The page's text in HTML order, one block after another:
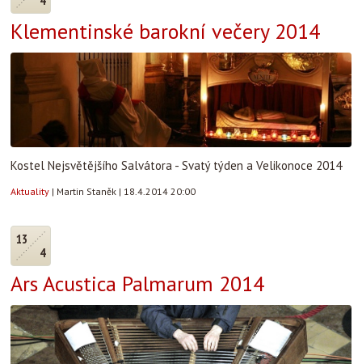
Klementinské barokní večery 2014
Kostel Nejsvětějšího Salvátora - Svatý týden a Velikonoce 2014
Aktuality | Martin Staněk | 18.4.2014 20:00
13
4
Ars Acustica Palmarum 2014